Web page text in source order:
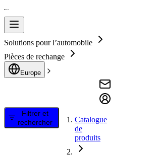
Solutions pour l’automobile
Pièces de rechange
Europe
Filtrer et
rechercher
Catalogue
de
produits